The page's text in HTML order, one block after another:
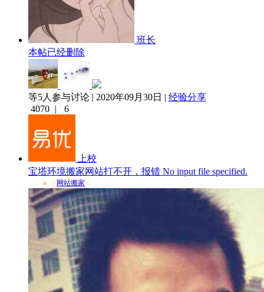
班长
本帖已经删除
等5人参与讨论 | 2020年09月30日 | 经验分享
4070 | 6
上校
宝塔环境搬家网站打不开，报错 No input file specified.
网站搬家